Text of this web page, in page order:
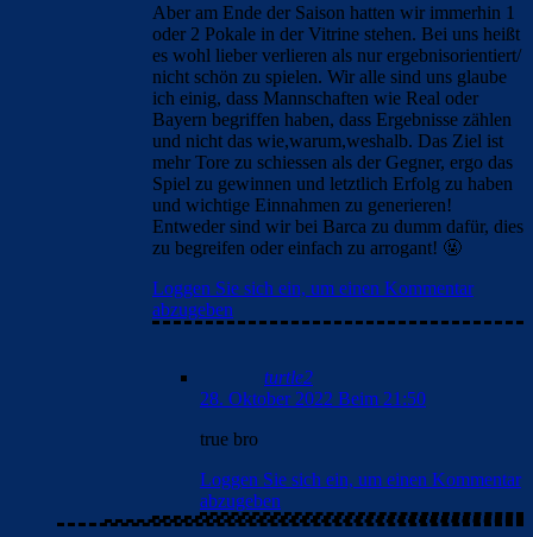
Aber am Ende der Saison hatten wir immerhin 1
oder 2 Pokale in der Vitrine stehen. Bei uns heißt
es wohl lieber verlieren als nur ergebnisorientiert/
nicht schön zu spielen. Wir alle sind uns glaube
ich einig, dass Mannschaften wie Real oder
Bayern begriffen haben, dass Ergebnisse zählen
und nicht das wie,warum,weshalb. Das Ziel ist
mehr Tore zu schiessen als der Gegner, ergo das
Spiel zu gewinnen und letztlich Erfolg zu haben
und wichtige Einnahmen zu generieren!
Entweder sind wir bei Barca zu dumm dafür, dies
zu begreifen oder einfach zu arrogant! 🤬
Loggen Sie sich ein, um einen Kommentar
abzugeben
turtle2
28. Oktober 2022 Beim 21:50
true bro
Loggen Sie sich ein, um einen Kommentar
abzugeben